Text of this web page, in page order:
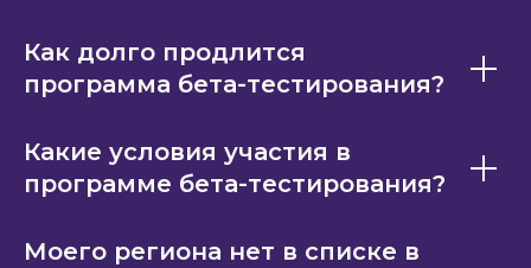
Как долго продлится
программа бета-тестирования?
Какие условия участия в
программе бета-тестирования?
Моего региона нет в списке в